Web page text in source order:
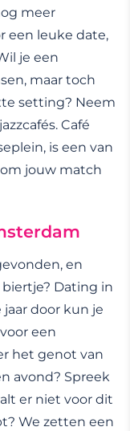
meer
een leuke date,
je een
maar toch
setting? Neem
Café
is een van
jouw match
en
Dating in
door kun je
een
het genot van
avond? Spreek
er niet voor dit
We zetten een